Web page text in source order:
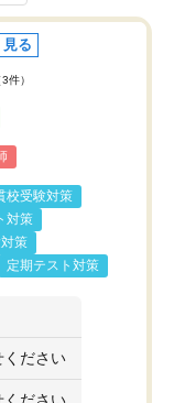
る
3件）
校受験対策
対策
策
定期テスト対策
ください
ください